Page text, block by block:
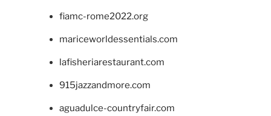
fiamc-rome2022.org
mariceworldessentials.com
lafisheriarestaurant.com
915jazzandmore.com
aguadulce-countryfair.com